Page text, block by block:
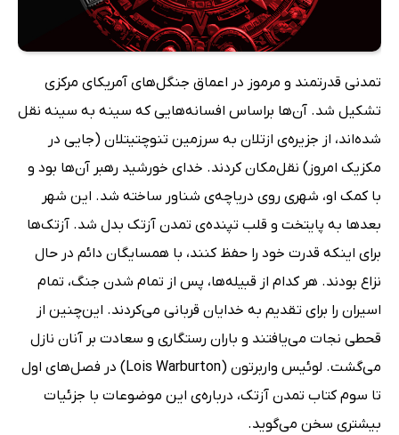
تمدنی قدرتمند و مرموز در اعماق جنگل‌های آمریکای مرکزی
تشکیل شد. آن‌ها براساس افسانه‌هایی که سینه به سینه نقل
شده‌اند، از جزیره‌ی ازتلان به سرزمین تنوچتیتلان (جایی در
مکزیک امروز) نقل‌مکان کردند. خدای خورشید رهبر آن‌ها بود و
با کمک او، شهری روی دریاچه‌ی شناور ساخته شد. این شهر
بعدها به پایتخت و قلب تپنده‌ی تمدن آزتک بدل شد. آزتک‌ها
برای اینکه قدرت خود را حفظ کنند، با همسایگان دائم در حال
نزاع بودند. هر کدام از قبیله‌ها، پس از تمام شدن جنگ، تمام
اسیران را برای تقدیم به خدایان قربانی می‌کردند. این‌چنین از
قحطی نجات می‌یافتند و باران رستگاری و سعادت بر آنان نازل
می‌گشت. لوئیس واربرتون (Lois Warburton) در فصل‌های اول
تا سوم کتاب تمدن آزتک، درباره‌ی این موضوعات با جزئیات
بیشتری سخن می‌گوید.